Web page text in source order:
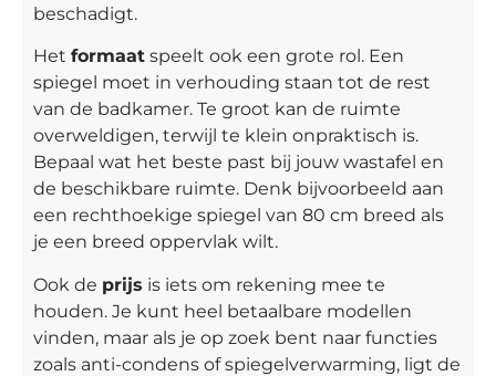
beschadigt.
Het formaat speelt ook een grote rol. Een
spiegel moet in verhouding staan tot de rest
van de badkamer. Te groot kan de ruimte
overweldigen, terwijl te klein onpraktisch is.
Bepaal wat het beste past bij jouw wastafel en
de beschikbare ruimte. Denk bijvoorbeeld aan
een rechthoekige spiegel van 80 cm breed als
je een breed oppervlak wilt.
Ook de prijs is iets om rekening mee te
houden. Je kunt heel betaalbare modellen
vinden, maar als je op zoek bent naar functies
zoals anti-condens of spiegelverwarming, ligt de